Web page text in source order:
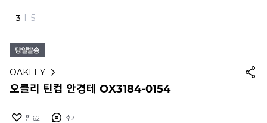
4 I 5
OAKLEY
오클리 틴컵 안경테 OX3184-0154
찜 62 후기 1